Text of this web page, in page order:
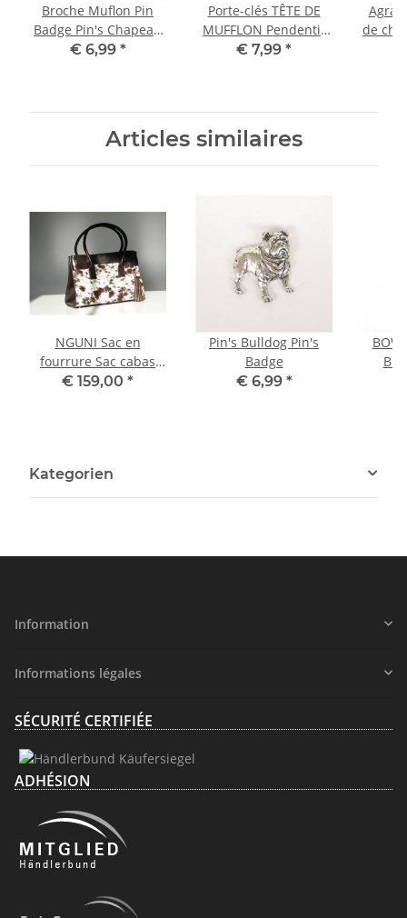
Broche Muflon Pin
Badge Pin's Chapeau
Bijou Bouton Tableau
€ 6,99 *
Porte-clés TÊTE DE
MUFFLON Pendentif
Chasse Idée cadeau
€ 7,99 *
de
Articles similaires
NGUNI Sac en
fourrure Sac cabas
Sac fourre-tout
€ 159,00 *
Pin's Bulldog Pin's
Badge
€ 6,99 *
Kategorien
Information
Informations légales
SÉCURITÉ CERTIFIÉE
ADHÉSION